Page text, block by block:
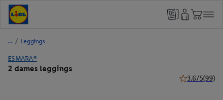
/ Leggings
ESMARA®
2 dames leggings
3.6/5(99)